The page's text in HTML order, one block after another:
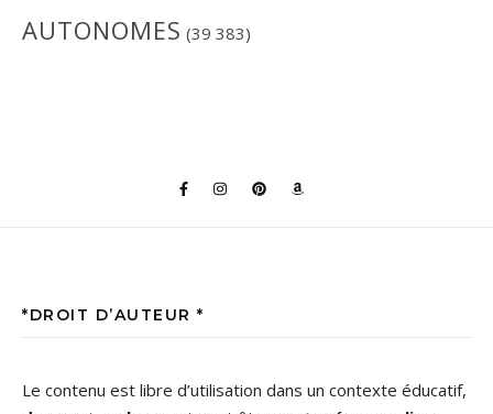
AUTONOMES (39 383)
*DROIT D’AUTEUR *
Le contenu est libre d’utilisation dans un contexte éducatif,